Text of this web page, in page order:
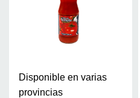
Disponible en varias
provincias